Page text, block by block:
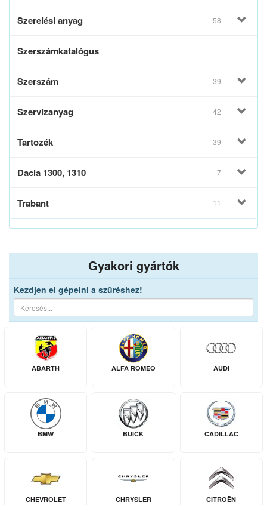
Szerelési anyag 58
Szerszámkatalógus
Szerszám 39
Szervizanyag 42
Tartozék 39
Dacia 1300, 1310 7
Trabant 11
Gyakori gyártók
Kezdjen el gépelni a szűréshez!
ABARTH ALFA ROMEO AUDI
BMW BUICK CADILLAC
CHEVROLET CHRYSLER CITROËN